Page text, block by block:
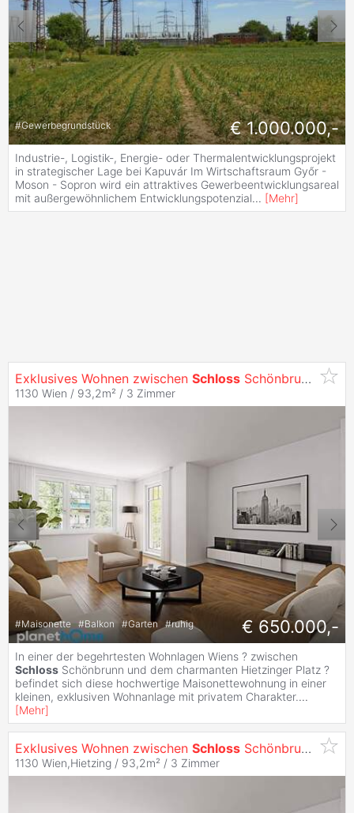
#Gewerbegrundstück € 1.000.000,-
Industrie-, Logistik-, Energie- oder Thermalentwicklungsprojekt
in strategischer Lage bei Kapuvár Im Wirtschaftsraum Győr -
Moson - Sopron wird ein attraktives Gewerbeentwicklungsareal
mit außergewöhnlichem Entwicklungspotenzial... [Mehr]
Exklusives Wohnen zwischen Schloss Schönbrunn und Hietzing: Maisonettewohnung mit Loggia
1130 Wien / 93,2m² / 3 Zimmer
#Maisonette #Balkon #Garten #ruhig € 650.000,-
In einer der begehrtesten Wohnlagen Wiens ? zwischen
Schloss Schönbrunn und dem charmanten Hietzinger Platz ?
befindet sich diese hochwertige Maisonettewohnung in einer
kleinen, exklusiven Wohnanlage mit privatem Charakter....
[Mehr]
Exklusives Wohnen zwischen Schloss Schönbrunn und Hietzing: Maisonettewohnung mit Loggia
1130 Wien,Hietzing / 93,2m² / 3 Zimmer